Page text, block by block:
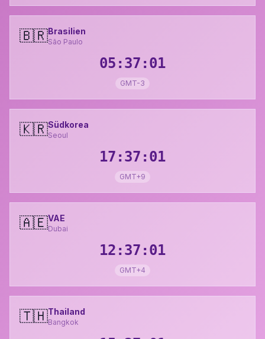
🇧🇷Brasilien
São Paulo
05:37:02
GMT-3
🇰🇷Südkorea
Seoul
17:37:02
GMT+9
🇦🇪VAE
Dubai
12:37:02
GMT+4
🇹🇭Thailand
Bangkok